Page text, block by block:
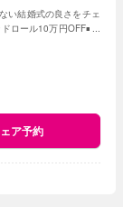
い結婚式の良さをチェ
ロール10万円OFF■フ
ア予約